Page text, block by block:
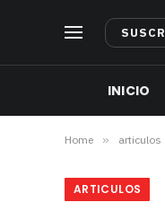
INICIO
Home » articulos
ARTICULOS